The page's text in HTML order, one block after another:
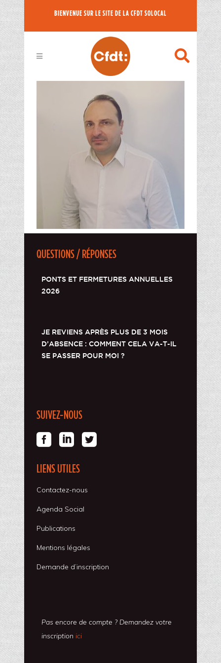
BIENVENUE SUR LE SITE DE LA CFDT SOLOCAL
QUESTIONS / RÉPONSES
PONTS ET FERMETURES ANNUELLES
2026
JE REVIENS APRÈS PLUS DE 3 MOIS
D’ABSENCE : COMMENT CELA VA-T-IL
SE PASSER POUR MOI ?
SUIVEZ-NOUS
LIENS UTILES
Contactez-nous
Agenda Social
Publications
Mentions légales
Demande d’inscription
Pas encore de compte ? Demandez votre
inscription ici